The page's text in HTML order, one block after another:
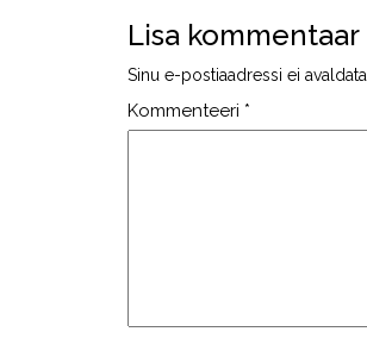
Lisa kommentaar
Sinu e-postiaadressi ei avaldata.
Kommenteeri *